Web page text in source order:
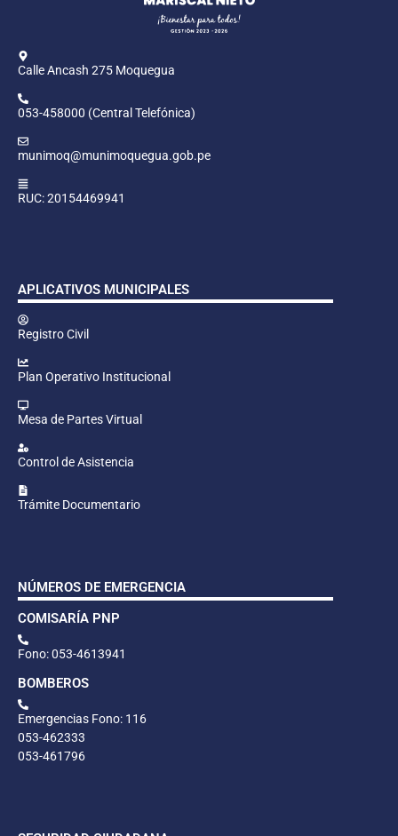
Calle Ancash 275 Moquegua
053-458000 (Central Telefónica)
munimoq@munimoquegua.gob.pe
RUC: 20154469941
APLICATIVOS MUNICIPALES
Registro Civil
Plan Operativo Institucional
Mesa de Partes Virtual
Control de Asistencia
Trámite Documentario
NÚMEROS DE EMERGENCIA
COMISARÍA PNP
Fono: 053-4613941
BOMBEROS
Emergencias Fono: 116
053-462333
053-461796